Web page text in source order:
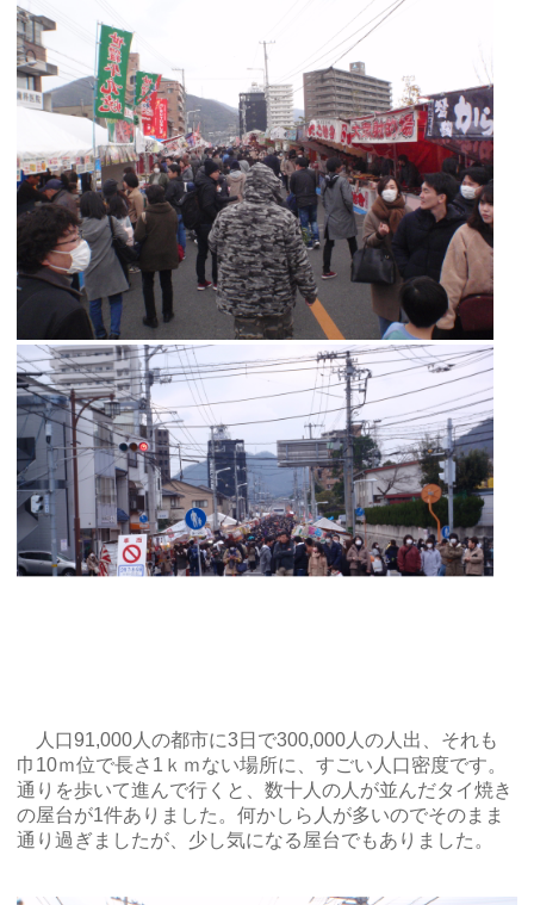
人口91,000人の都市に3日で300,000人の人出、それも
巾10ｍ位で長さ1ｋｍない場所に、すごい人口密度です。
通りを歩いて進んで行くと、数十人の人が並んだタイ焼き
の屋台が1件ありました。何かしら人が多いのでそのまま
通り過ぎましたが、少し気になる屋台でもありました。